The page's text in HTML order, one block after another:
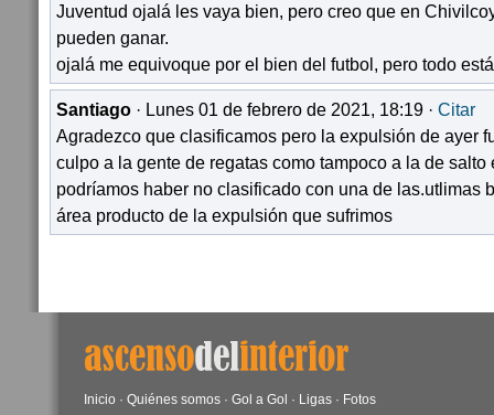
Juventud ojalá les vaya bien, pero creo que en
pueden ganar.
ojalá me equivoque por el bien del futbol, pero todo
Santiago · Lunes 01 de febrero de 2021, 18:19 · Citar
Agradezco que clasificamos pero la expulsión de ayer
culpo a la gente de regatas como tampoco a la de salto
podríamos haber no clasificado con una de las.utlimas
área producto de la expulsión que sufrimos
Inicio · Quiénes somos · Gol a Gol · Ligas · Fotos